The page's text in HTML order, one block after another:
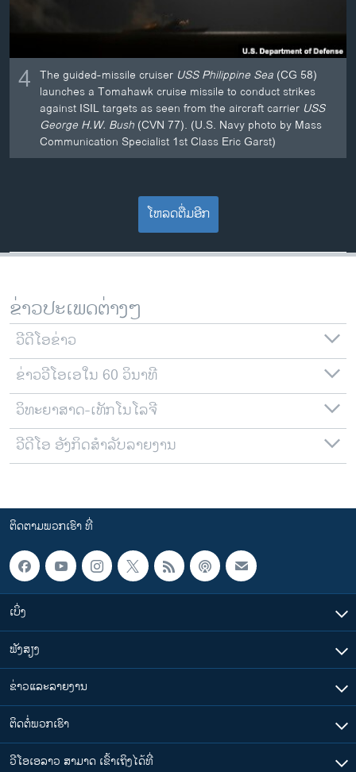
4 The guided-missile cruiser USS Philippine Sea (CG 58)
launches a Tomahawk cruise missile to conduct strikes
against ISIL targets as seen from the aircraft carrier USS
George H.W. Bush (CVN 77). (U.S. Navy photo by Mass
Communication Specialist 1st Class Eric Garst)
ໂຫລດຕື່ມອີກ
ຂ່າວປະເພດຕ່າງໆ
ວີດີໂອຂ່າວ
ຂ່າວວີໂອເອໃນ 60 ວິນາທີ
ວິທະຍາສາດ-ເທັກໂນໂລຈີ
ວີດີໂອ ອັງກິດສຳລັບລາຍງານ
ຕິດຕາມພວກເຮົາ ທີ່
ເບິ່ງ
ຟັງສຽງ
ຂ່າວແລະລາຍງານ
ຕິດຕໍ່ພວກເຮົາ
ວີໂອເອລາວ ສາມາດ ເຂົ້າເຖິງໄດ້ທີ່